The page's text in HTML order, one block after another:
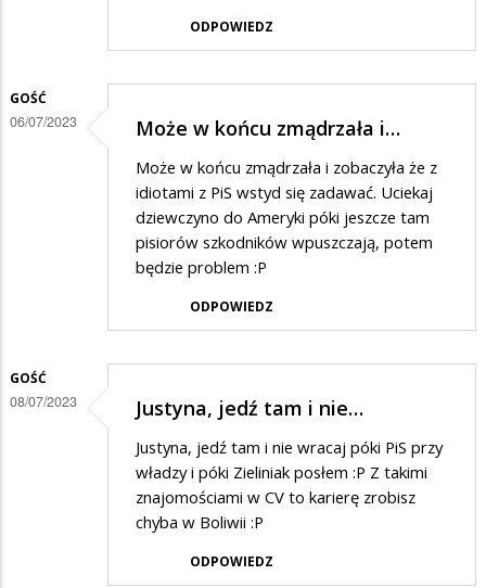
ODPOWIEDZ
GOŚĆ
06/07/2023 Może w końcu zmądrzała i…
Może w końcu zmądrzała i zobaczyła że z
idiotami z PiS wstyd się zadawać. Uciekaj
dziewczyno do Ameryki póki jeszcze tam
pisiorów szkodników wpuszczają, potem
będzie problem :P
ODPOWIEDZ
GOŚĆ
08/07/2023 Justyna, jedź tam i nie…
Justyna, jedź tam i nie wracaj póki PiS przy
władzy i póki Zieliniak posłem :P Z takimi
znajomościami w CV to karierę zrobisz
chyba w Boliwii :P
ODPOWIEDZ